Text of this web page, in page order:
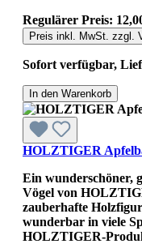
Regulärer Preis:
Preis inkl. MwSt. zzgl.
Sofort verfügbar,
In den Warenkorb
HOLZTIGER
Ein wunderschöner,
Vögel von
zauberhafte
wunderbar in viele
HOLZTIGER-